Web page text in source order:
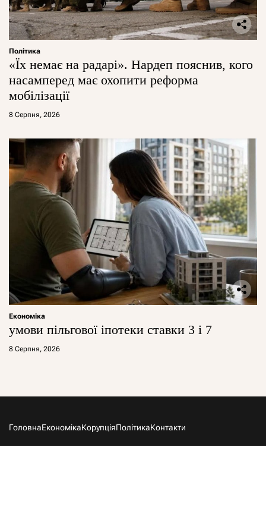
Політика
«Їх немає на радарі». Нардеп пояснив, кого
насамперед має охопити реформа
мобілізації
8 Серпня, 2026
Економіка
умови пільгової іпотеки ставки 3 і 7
8 Серпня, 2026
ГоловнаЕкономікаКорупціяПолітикаКонтакти